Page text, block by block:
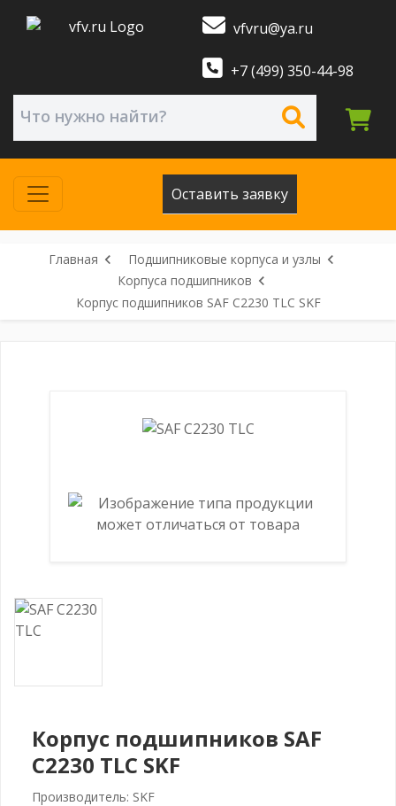
vfvru@ya.ru
+7 (499) 350-44-98
Оставить заявку
Главная
Подшипниковые корпуса и узлы
Корпуса подшипников
Корпус подшипников SAF C2230 TLC SKF
Корпус подшипников SAF
C2230 TLC SKF
Производитель: SKF